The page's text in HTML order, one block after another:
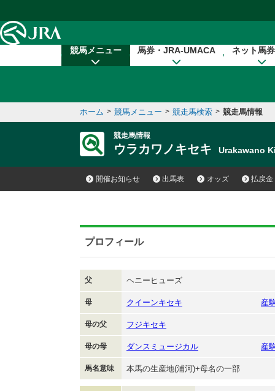
競馬メニュー 馬券・JRA-UMACA ネット馬
ホーム > 競馬メニュー > 競走馬検索 > 競走馬情報
競走馬情報
ウラカワノキセキ Urakawano
開催お知らせ 出馬表 オッズ 払戻金
プロフィール
父 ヘニーヒューズ
母 クイーンキセキ 産
母の父 フジキセキ
母の母 ダンスミュージカル 産
馬名意味 本馬の生産地(浦河)+母名の一部